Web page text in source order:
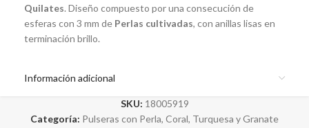
Quilates. Diseño compuesto por una consecución de
esferas con 3 mm de Perlas cultivadas, con anillas lisas en
terminación brillo.
Información adicional
SKU: 18005919
Categoría: Pulseras con Perla, Coral, Turquesa y Granate